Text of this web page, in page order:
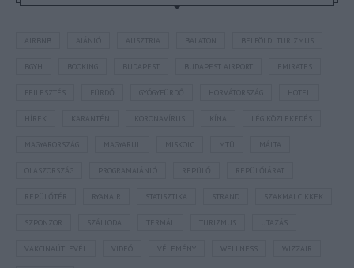
AUSZTRIA BALATON BELFÖLDI TURIZMUS
BUDAPEST BUDAPEST AIRPORT EMIRATES
FEJLESZTÉS HORVÁTORSZÁG HOTEL
KARANTÉN LÉGIKÖZLEKEDÉS
MAGYARORSZÁG MTÜ MÁLTA
OLASZORSZÁG REPÜLŐJÁRAT
REPÜLŐTÉR STATISZTIKA STRAND SZAKMAI CIKKEK
SZPONZOR SZÁLLODA TERMÁL TURIZMUS UTAZÁS
VAKCINAÚTLEVÉL WIZZAIR